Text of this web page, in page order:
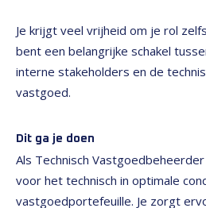
Je krijgt veel vrijheid om je rol
bent een belangrijke schakel
interne stakeholders en de
vastgoed.
Dit ga je doen
Als Technisch
voor het technisch in optimale
vastgoedportefeuille. Je zorgt